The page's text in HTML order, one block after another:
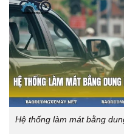
Hệ thống làm mát bằng